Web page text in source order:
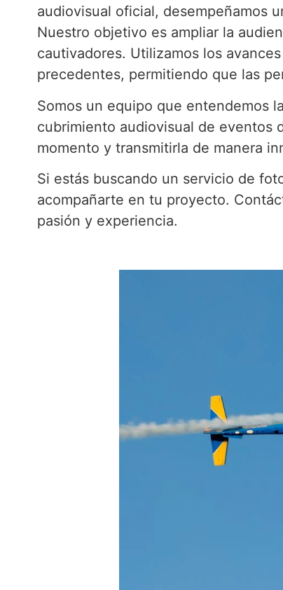
audiovisual oficial, desempeñamos
Nuestro objetivo es ampliar la
cautivadores. Utilizamos los
precedentes, permitiendo que las
Somos un equipo que entendemos
cubrimiento audiovisual de eventos
momento y transmitirla de manera
Si estás buscando un servicio de
acompañarte en tu proyecto.
pasión y experiencia.